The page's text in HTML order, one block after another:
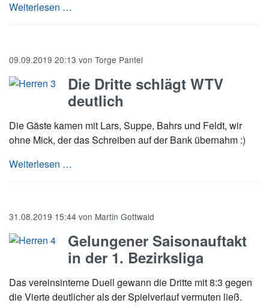
Weiterlesen …
09.09.2019 20:13 von Torge Pantel
Die Dritte schlägt WTV
deutlich
Die Gäste kamen mit Lars, Suppe, Bahrs und Feldt, wir
ohne Mick, der das Schreiben auf der Bank übernahm :)
Weiterlesen …
31.08.2019 15:44 von Martin Gottwald
Gelungener Saisonauftakt
in der 1. Bezirksliga
Das vereinsinterne Duell gewann die Dritte mit 8:3 gegen
die Vierte deutlicher als der Spielverlauf vermuten ließ.